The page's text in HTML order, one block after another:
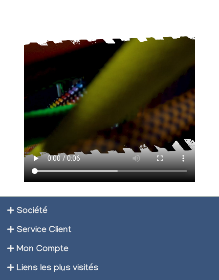
Société
Service Client
Mon Compte
Liens les plus visités